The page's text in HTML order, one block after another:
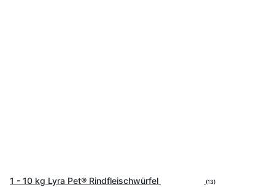
1 - 10 kg Lyra Pet® Rindfleischwürfel (13)